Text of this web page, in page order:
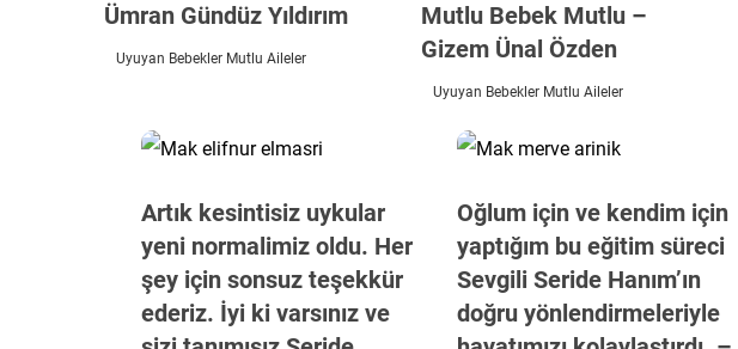
Ümran Gündüz Yıldırım
Uyuyan Bebekler Mutlu Aileler
Mutlu Bebek Mutlu –
Gizem Ünal Özden
Uyuyan Bebekler Mutlu Aileler
Artık kesintisiz uykular
yeni normalimiz oldu. Her
şey için sonsuz teşekkür
ederiz. İyi ki varsınız ve
Oğlum için ve kendim için
yaptığım bu eğitim süreci
Sevgili Seride Hanım’ın
doğru yönlendirmeleriyle